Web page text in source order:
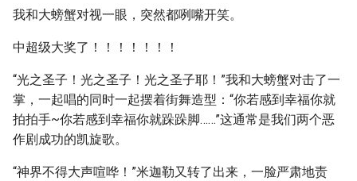
我和大螃蟹对视一眼，突然都咧嘴开笑。
中超级大奖了！！！！！！！
“光之圣子！光之圣子！光之圣子耶！”我和大螃蟹对击了一
掌，一起唱的同时一起摆着街舞造型：“你若感到幸福你就
拍拍手~你若感到幸福你就跺跺脚……”这通常是我们两个恶
作剧成功的凯旋歌。
“神界不得大声喧哗！”米迦勒又转了出来，一脸严肃地责